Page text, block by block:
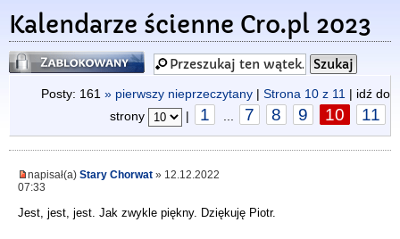
Kalendarze ścienne Cro.pl 2023
Zablokowany
Posty: 161 » pierwszy nieprzeczytany | Strona 10 z 11 | idź do
strony
| 1 7 8 9 10 11
napisał(a) Stary Chorwat » 12.12.2022
07:33
Jest, jest, jest. Jak zwykle piękny. Dziękuję Piotr.